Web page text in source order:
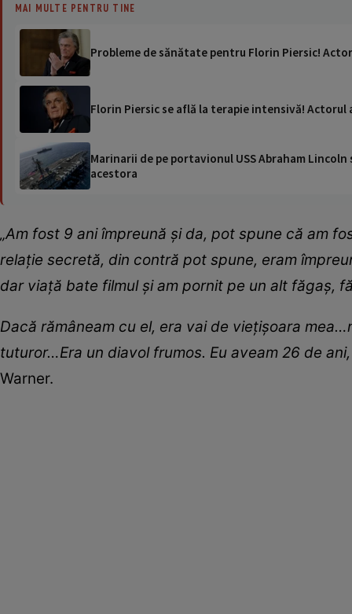
MAI MULTE PENTRU TINE
Probleme de sănătate pentru Florin Piersic!
Florin Piersic se află la terapie intensivă!
Marinarii de pe portavionul USS Abraham
acestora
„Am fost 9 ani împreună și da, pot spune că am
relație secretă, din contră pot spune, eram
dar viață bate filmul și am pornit pe un alt făgaș,
Dacă rămâneam cu el, era vai de viețișoara
tuturor…Era un diavol frumos. Eu aveam 26 de
Warner.